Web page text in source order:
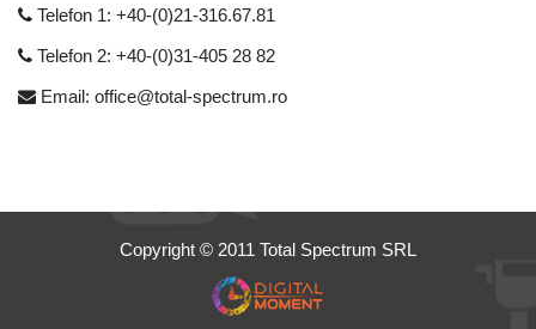
Telefon 1: +40-(0)21-316.67.81
Telefon 2: +40-(0)31-405 28 82
Email: office@total-spectrum.ro
Copyright © 2011 Total Spectrum SRL